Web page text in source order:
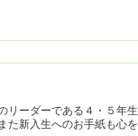
リーダーである４・５年生
た新入生へのお手紙も心を